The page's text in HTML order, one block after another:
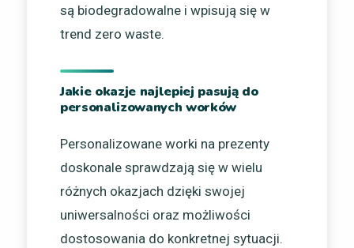
są biodegradowalne i wpisują się w
trend zero waste.
Jakie okazje najlepiej pasują do
personalizowanych worków
Personalizowane worki na prezenty
doskonale sprawdzają się w wielu
różnych okazjach dzięki swojej
uniwersalności oraz możliwości
dostosowania do konkretnej sytuacji.